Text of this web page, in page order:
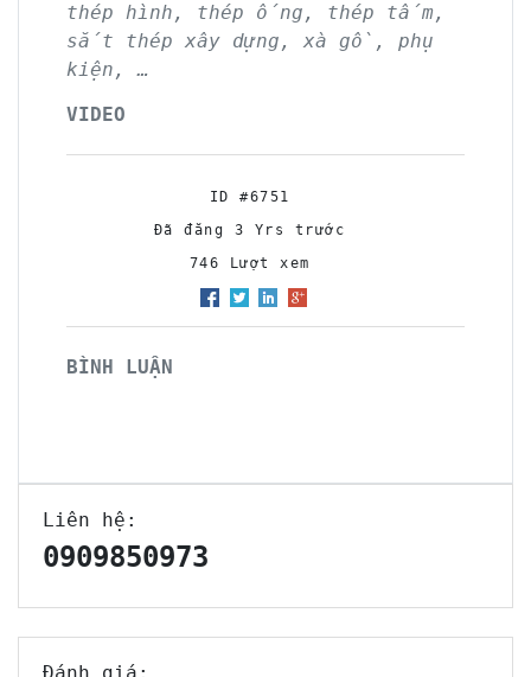
thép hình, thép ống, thép tấm,
sắt thép xây dựng, xà gồ, phụ
kiện, …
VIDEO
ID #6751
Đã đăng 3 Yrs trước
746 Lượt xem
BÌNH LUẬN
Liên hệ:
0909850973